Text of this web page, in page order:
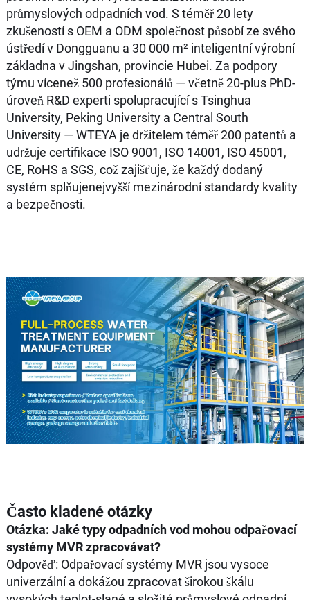
průmyslových odpadních vod. S téměř 20 lety
zkušeností s OEM a ODM společnost působí ze svého
ústředí v Dongguanu a 30 000 m² inteligentní výrobní
základna v Jingshan, provincie Hubei. Za podpory
týmu vícenež 500 profesionálů — včetně 20-plus PhD-
úroveň R&D experti spolupracující s Tsinghua
University, Peking University a Central South
University — WTEYA je držitelem téměř 200 patentů a
udržuje certifikace ISO 9001, ISO 14001, ISO 45001,
CE, RoHS a SGS, což zajišťuje, že každý dodaný
systém splňujenejvyšší mezinárodní standardy kvality
a bezpečnosti.
Často kladené otázky
Otázka: Jaké typy odpadních vod mohou odpařovací
systémy MVR zpracovávat?
Odpověď: Odpařovací systémy MVR jsou vysoce
univerzální a dokážou zpracovat širokou škálu